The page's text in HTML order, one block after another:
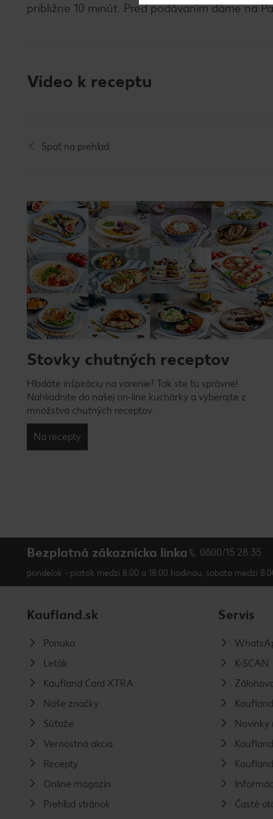
približne 10 minút. Pred podávaním dáme na
Video k receptu
Späť na prehľad
Stovky chutných receptov
Hľadáte inšpiráciu na varenie? Tak ste tu správne!
Nahliadnite do našej on-line kuchárky a vyberajte z
množstva chutných receptov.
Na recepty
Bezplatná zákaznícka linka 0800/15 28 35
pondelok - piatok medzi 8:00 a 18:00 hodinou, sobota medzi
Kaufland.sk
Ponuka
Leták
Kaufland Card XTRA
Naše značky
Súťaže
Vernostná akcia
Recepty
Online magazín
Prehľad stránok
Servis
K-SCAN
Novinky
Časté